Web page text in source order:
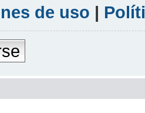
de uso |